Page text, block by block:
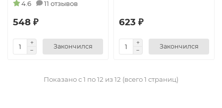
4.6 11 отзывов
548 ₽
Закончился
623 ₽
Закончился
Показано с 1 по 12 из 12 (всего 1 страниц)